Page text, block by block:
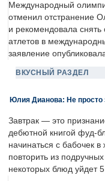
Международный
отменил отстранение
и рекомендовала снять
атлетов в
заявление
ВКУСНЫЙ РАЗДЕЛ
Юлия Дианова: Не просто
Завтрак — это
дебютной книгой фуд-
начинаться с бабочек
повторить из
некоторых блюд уйдет